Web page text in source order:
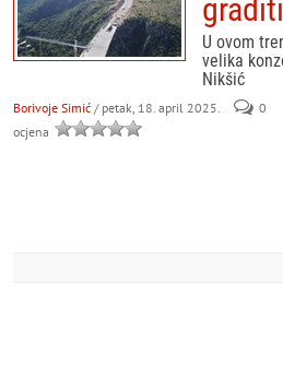
U ovom
velika
Nikšić
Borivoje Simić / petak, 18. april 2025. 0
ocjena